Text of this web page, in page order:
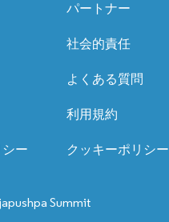
パートナー
社会的責任
よくある質問
利用規約
ー クッキーポリシー
Summit